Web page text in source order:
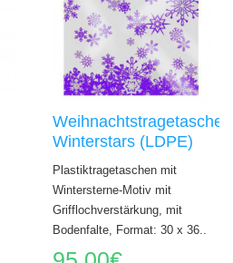
Weihnachtstragetaschen
Winterstars (LDPE)
Plastiktragetaschen mit
Wintersterne-Motiv mit
Grifflochverstärkung, mit
Bodenfalte, Format: 30 x 36..